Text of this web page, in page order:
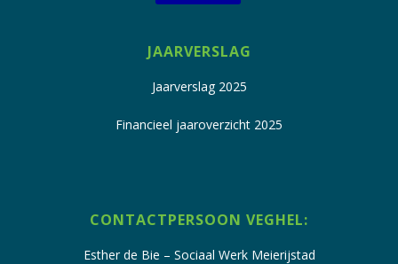
JAARVERSLAG
Jaarverslag 2025
Financieel jaaroverzicht 2025
CONTACTPERSOON VEGHEL:
Esther de Bie – Sociaal Werk Meierijstad